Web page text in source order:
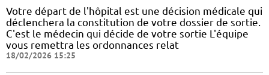
Votre départ de l'hôpital est une décision médicale qui
déclenchera la constitution de votre dossier de sortie.
C'est le médecin qui décide de votre sortie L'équipe
vous remettra les ordonnances relat
18/02/2026 15:25